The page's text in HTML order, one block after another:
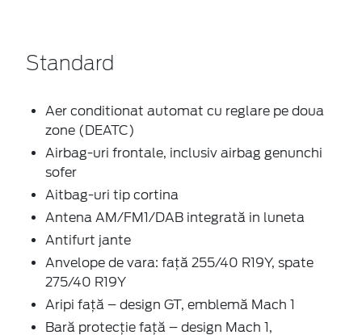
Standard
Aer conditionat automat cu reglare pe doua
zone (DEATC)
Airbag-uri frontale, inclusiv airbag genunchi
sofer
Aitbag-uri tip cortina
Antena AM/FM1/DAB integrată in luneta
Antifurt jante
Anvelope de vara: față 255/40 R19Y, spate
275/40 R19Y
Aripi față – design GT, emblemă Mach 1
Bară protecție față – design Mach 1,